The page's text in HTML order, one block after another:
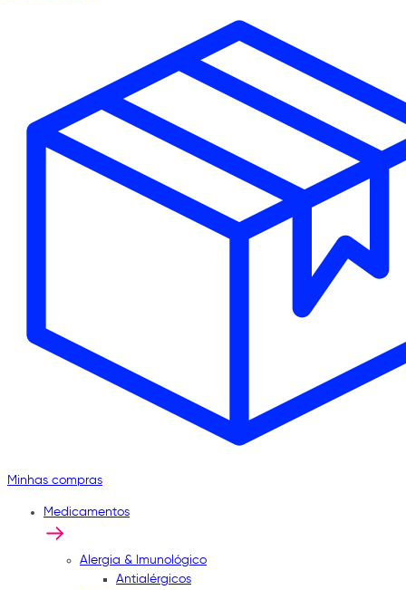
Minhas compras
Medicamentos
Alergia & Imunológico
Antialérgicos